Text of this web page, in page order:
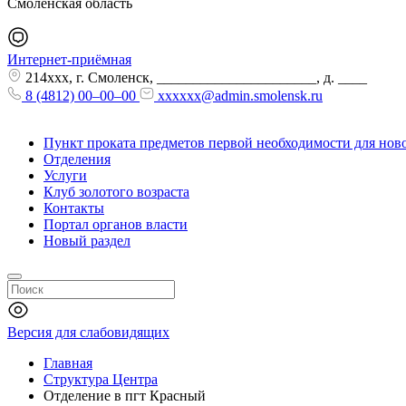
Смоленская область
Интернет-приёмная
214xxx, г. Смоленск, ______________________, д. ____
8 (4812) 00–00–00
xxxxxx@admin.smolensk.ru
Пункт проката предметов первой необходимости для
Отделения
Услуги
Клуб золотого возраста
Контакты
Портал органов власти
Новый раздел
Версия для слабовидящих
Главная
Структура Центра
Отделение в пгт Красный